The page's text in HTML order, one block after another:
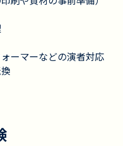
ーマーなどの演者対応